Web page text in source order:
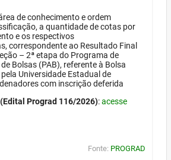
de conhecimento e ordem
a quantidade de cotas por
e os respectivos
correspondente ao Resultado Final
– 2ª etapa do Programa de
Bolsas (PAB), referente à Bolsa
Universidade Estadual de
com inscrição deferida
Prograd 116/2026):acesse
Fonte: PROGRAD